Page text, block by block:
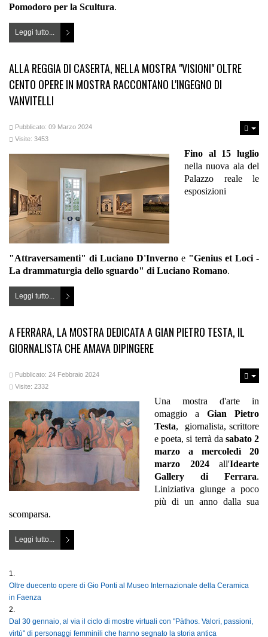
Pomodoro per la Scultura.
Leggi tutto...
ALLA REGGIA DI CASERTA, NELLA MOSTRA "VISIONI" OLTRE
CENTO OPERE IN MOSTRA RACCONTANO L'INGEGNO DI
VANVITELLI
Pubblicato: 09 Marzo 2024
Visite: 3453
Fino al 15 luglio
nella nuova ala del
Palazzo reale le
esposizioni
"Attraversamenti" di Luciano D'Inverno e "Genius et Loci -
La drammaturgia dello sguardo" di Luciano Romano.
Leggi tutto...
A FERRARA, LA MOSTRA DEDICATA A GIAN PIETRO TESTA, IL
GIORNALISTA CHE AMAVA DIPINGERE
Pubblicato: 24 Febbraio 2024
Visite: 2332
Una mostra d'arte in
omaggio a Gian Pietro
Testa, giornalista, scrittore
e poeta, si terrà da sabato 2
marzo a mercoledì 20
marzo 2024all'Idearte
Gallery di Ferrara.
Liniziativa giunge a poco
più di un anno dalla sua
scomparsa.
Leggi tutto...
Oltre duecento opere di Gio Ponti al Museo Internazionale della Ceramica
in Faenza
Dal 30 gennaio, al via il ciclo di mostre virtuali con "Pàthos. Valori, passioni,
virtù" di personaggi femminili che hanno segnato la storia antica